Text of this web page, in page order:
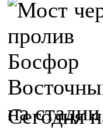
Сегодня